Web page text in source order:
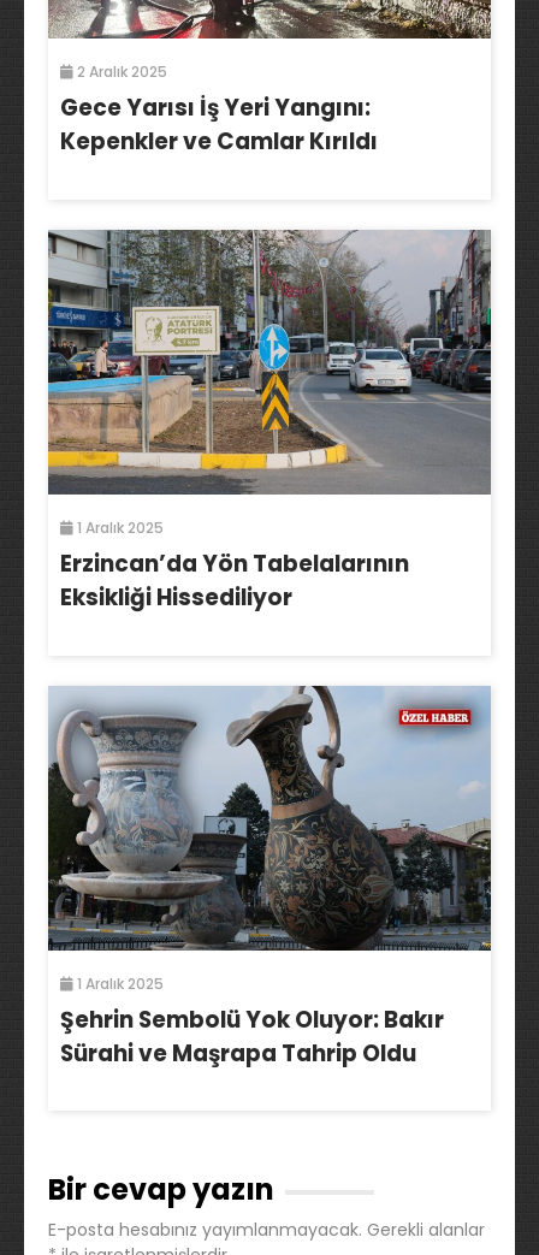
2 Aralık 2025
Gece Yarısı İş Yeri Yangını:
Kepenkler ve Camlar Kırıldı
1 Aralık 2025
Erzincan’da Yön Tabelalarının
Eksikliği Hissediliyor
1 Aralık 2025
Şehrin Sembolü Yok Oluyor: Bakır
Sürahi ve Maşrapa Tahrip Oldu
Bir cevap yazın
E-posta hesabınız yayımlanmayacak. Gerekli alanlar